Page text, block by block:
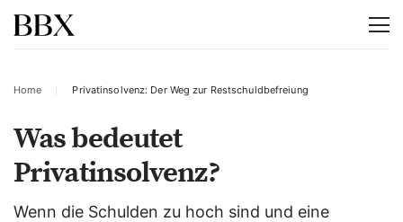
Home Privatinsolvenz: Der Weg zur Restschuldbefreiung
Was bedeutet
Privatinsolvenz?
Wenn die Schulden zu hoch sind und eine